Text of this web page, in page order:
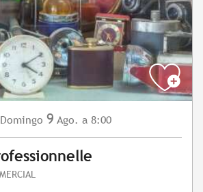
Domingo 9 Ago. a 8:00